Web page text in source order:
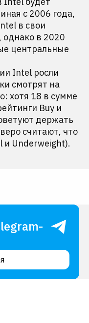
с 2006 года,
в свои
в 2020
центральные
Intel росли
смотрят на
хотя 18 в сумме
Buy и
держать
считают, что
и Underweight).